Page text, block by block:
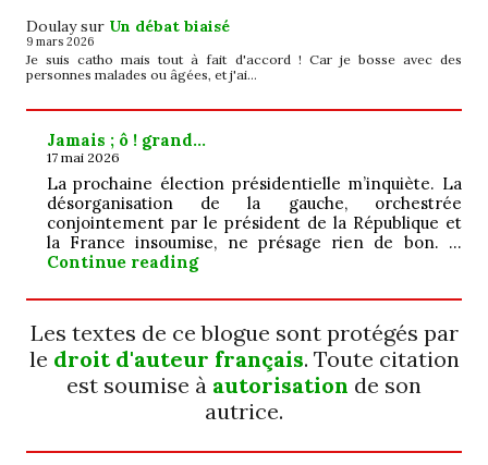
Doulaysur Un débat biaisé
9 mars 2026
Je suis catho mais tout à fait d'accord ! Car je bosse avec des
personnes malades ou âgées, et j'ai…
Jamais ; ô ! grand…
17 mai 2026
La prochaine élection présidentielle m’inquiète. La
désorganisation de la gauche, orchestrée
conjointement par le président de la République et
la France insoumise, ne présage rien de bon. …
Continue readingJamais ; ô ! grand…
Les textes de ce blogue sont protégés par
le droit d'auteur français. Toute citation
est soumise à autorisation de son
autrice.